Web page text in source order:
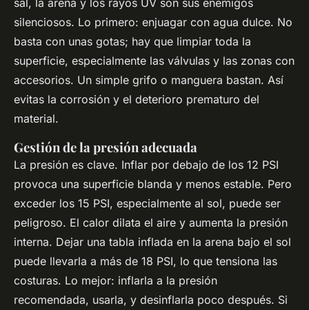
sal, la arena y los rayos UV son sus enemigos
silenciosos. Lo primero: enjuagar con agua dulce. No
basta con unas gotas; hay que limpiar toda la
superficie, especialmente las válvulas y las zonas con
accesorios. Un simple grifo o manguera bastan. Así
evitas la corrosión y el deterioro prematuro del
material.
Gestión de la presión adecuada
La presión es clave. Inflar por debajo de los 12 PSI
provoca una superficie blanda y menos estable. Pero
exceder los 15 PSI, especialmente al sol, puede ser
peligroso. El calor dilata el aire y aumenta la presión
interna. Dejar una tabla inflada en la arena bajo el sol
puede llevarla a más de 18 PSI, lo que tensiona las
costuras. Lo mejor: inflarla a la presión
recomendada, usarla, y desinflarla poco después. Si